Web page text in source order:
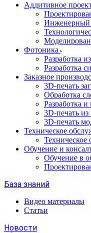
Аддитивное
Инженерный
Фотоника
Разработка
Разработка
Заказное
3D-печать
Обработка
Разработка
3D-печать из
3D-печать
Техническое
Техническое
Обучение и
Обучение в
База знаний
Видео материалы
Статьи
Новости